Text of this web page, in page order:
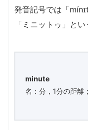
発音記号では「
「ミニットゥ」とい
minute
名：分，1分の距離